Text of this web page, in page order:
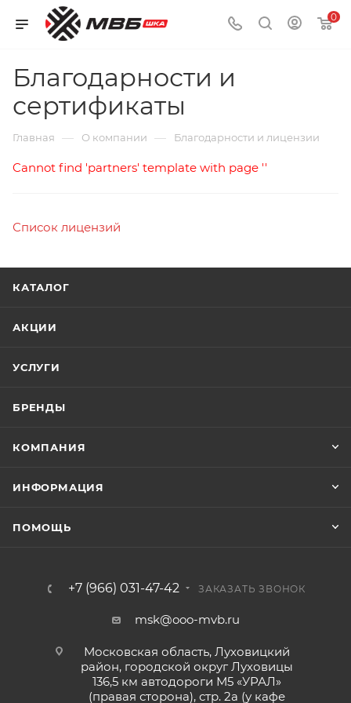
0
Благодарности и
сертификаты
Главная — О компании — Благодарности и лицензии
Cannot find 'partners' template with page ''
Список лицензий
КАТАЛОГ
АКЦИИ
УСЛУГИ
БРЕНДЫ
КОМПАНИЯ
ИНФОРМАЦИЯ
ПОМОЩЬ
+7 (966) 031-47-42 ЗАКАЗАТЬ ЗВОНОК
msk@ooo-mvb.ru
Московская область, Луховицкий
район, городской округ Луховицы
136,5 км автодороги М5 «УРАЛ»
(правая сторона), стр. 2а (у кафе